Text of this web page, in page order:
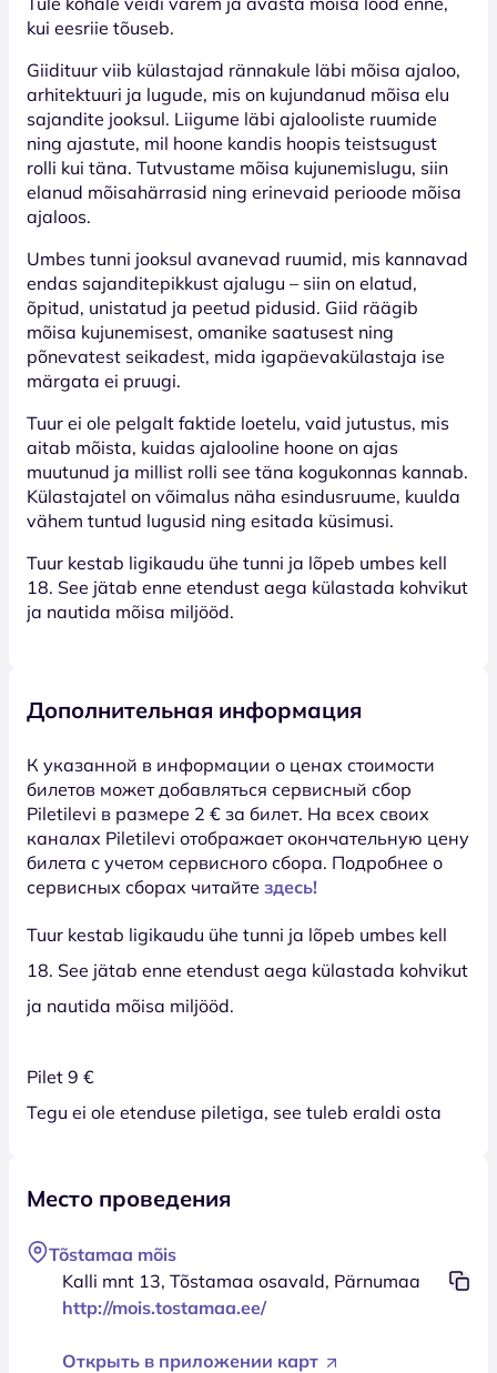
kui eesriie tõuseb.
Giidituur viib külastajad rännakule läbi mõisa ajaloo,
arhitektuuri ja lugude, mis on kujundanud mõisa elu
sajandite jooksul. Liigume läbi ajalooliste ruumide
ning ajastute, mil hoone kandis hoopis teistsugust
rolli kui täna. Tutvustame mõisa kujunemislugu, siin
elanud mõisahärrasid ning erinevaid perioode mõisa
ajaloos.
Umbes tunni jooksul avanevad ruumid, mis kannavad
endas sajanditepikkust ajalugu – siin on elatud,
õpitud, unistatud ja peetud pidusid. Giid räägib
mõisa kujunemisest, omanike saatusest ning
põnevatest seikadest, mida igapäevakülastaja ise
märgata ei pruugi.
Tuur ei ole pelgalt faktide loetelu, vaid jutustus, mis
aitab mõista, kuidas ajalooline hoone on ajas
muutunud ja millist rolli see täna kogukonnas kannab.
Külastajatel on võimalus näha esindusruume, kuulda
vähem tuntud lugusid ning esitada küsimusi.
Tuur kestab ligikaudu ühe tunni ja lõpeb umbes kell
18. See jätab enne etendust aega külastada kohvikut
ja nautida mõisa miljööd.
Дополнительная информация
К указанной в информации о ценах стоимости
билетов может добавляться сервисный сбор
Piletilevi в размере 2 € за билет. На всех своих
каналах Piletilevi отображает окончательную цену
билета с учетом сервисного сбора. Подробнее о
сервисных сборах читайте здесь!
Tuur kestab ligikaudu ühe tunni ja lõpeb umbes kell
18. See jätab enne etendust aega külastada kohvikut
ja nautida mõisa miljööd.
Pilet 9 €
Tegu ei ole etenduse piletiga, see tuleb eraldi osta
Место проведения
Tõstamaa mõis
Kalli mnt 13, Tõstamaa osavald, Pärnumaa
http://mois.tostamaa.ee/
Открыть в приложении карт